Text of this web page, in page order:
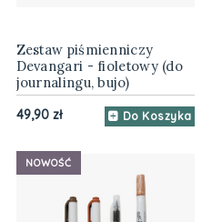
Zestaw piśmienniczy
Devangari - fioletowy (do
journalingu, bujo)
49,90 zł Do Koszyka
NOWOŚĆ